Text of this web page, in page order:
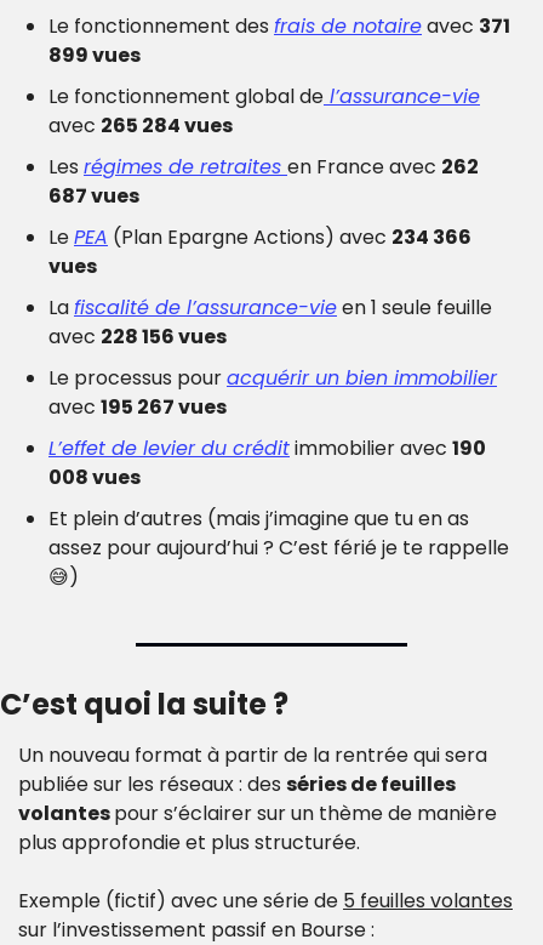
Le fonctionnement des frais de notaire avec 371
899 vues
Le fonctionnement global de l’assurance-vie
avec 265 284 vues
Les régimes de retraites en France avec 262
687 vues
Le PEA (Plan Epargne Actions) avec 234 366
vues
La fiscalité de l’assurance-vie en 1 seule feuille
avec 228 156 vues
Le processus pour acquérir un bien immobilier
avec 195 267 vues
L’effet de levier du crédit immobilier avec 190
008 vues
Et plein d’autres (mais j’imagine que tu en as
😅)
C’est quoi la suite ?
Un nouveau format à partir de la rentrée qui sera
publiée sur les réseaux : des séries de feuilles
volantes pour s’éclairer sur un thème de manière
plus approfondie et plus structurée.
Exemple (fictif) avec une série de 5 feuilles volantes
sur l’investissement passif en Bourse :